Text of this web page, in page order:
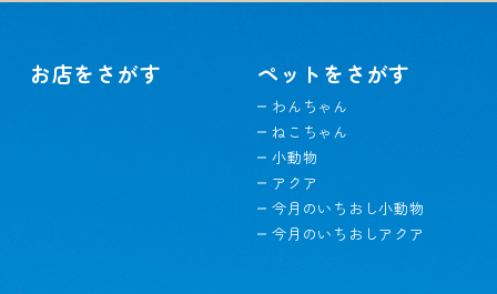
お店をさがす ペットをさがす
わんちゃん
ねこちゃん
小動物
アクア
今月のいちおし小動物
今月のいちおしアクア